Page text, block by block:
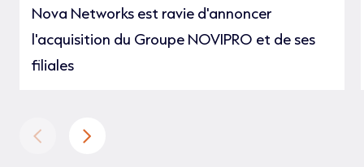
Nova Networks est ravie d'annoncer
l'acquisition du Groupe NOVIPRO et de ses
filiales